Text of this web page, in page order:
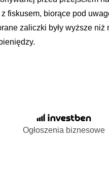
fiskusem, biorące pod
zaliczki były wyższe
Ogłoszenia biznesowe